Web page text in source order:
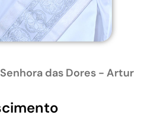
das Dores - Artur